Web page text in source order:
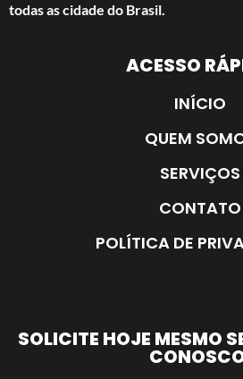
todas as cidade do Brasil.
ACESSO
INÍCIO
QUEM
SERVIÇOS
CONTATO
POLÍTICA DE
SOLICITE HOJE MESMO